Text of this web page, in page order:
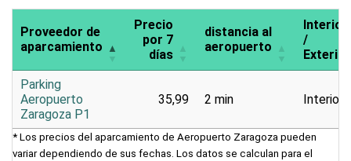
Proveedor de
aparcamiento
Precio
por 7
días
distancia al
aeropuerto
Interior
/
Exterior
Parking
Aeropuerto
Zaragoza P1
35,99 2 min Interior
* Los precios del aparcamiento de Aeropuerto Zaragoza pueden
variar dependiendo de sus fechas. Los datos se calculan para el